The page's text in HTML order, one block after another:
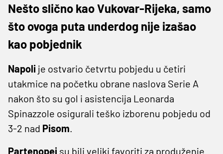
Nešto slično kao Vukovar-Rijeka, samo
što ovoga puta underdog nije izašao
kao pobjednik
Napoli je ostvario četvrtu pobjedu u četiri
utakmice na početku obrane naslova Serie A
nakon što su gol i asistencija Leonarda
Spinazzole osigurali teško izborenu pobjedu od
3-2 nad Pisom.
Partenopei su bili veliki favoriti za produženje